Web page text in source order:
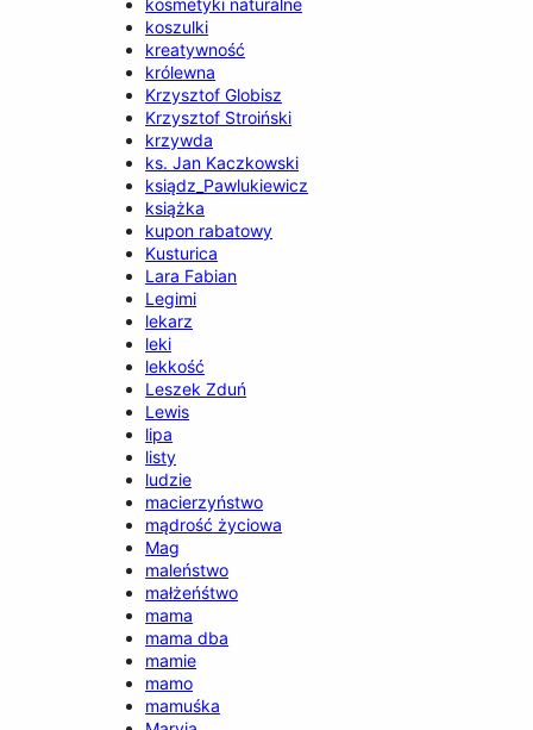
koszulki
kreatywność
królewna
Krzysztof Globisz
Krzysztof Stroiński
krzywda
ks. Jan Kaczkowski
ksiądz_Pawlukiewicz
książka
kupon rabatowy
Kusturica
Lara Fabian
Legimi
lekarz
leki
lekkość
Leszek Zduń
Lewis
lipa
listy
ludzie
macierzyństwo
mądrość życiowa
Mag
maleństwo
małżeńśtwo
mama
mama dba
mamie
mamo
mamuśka